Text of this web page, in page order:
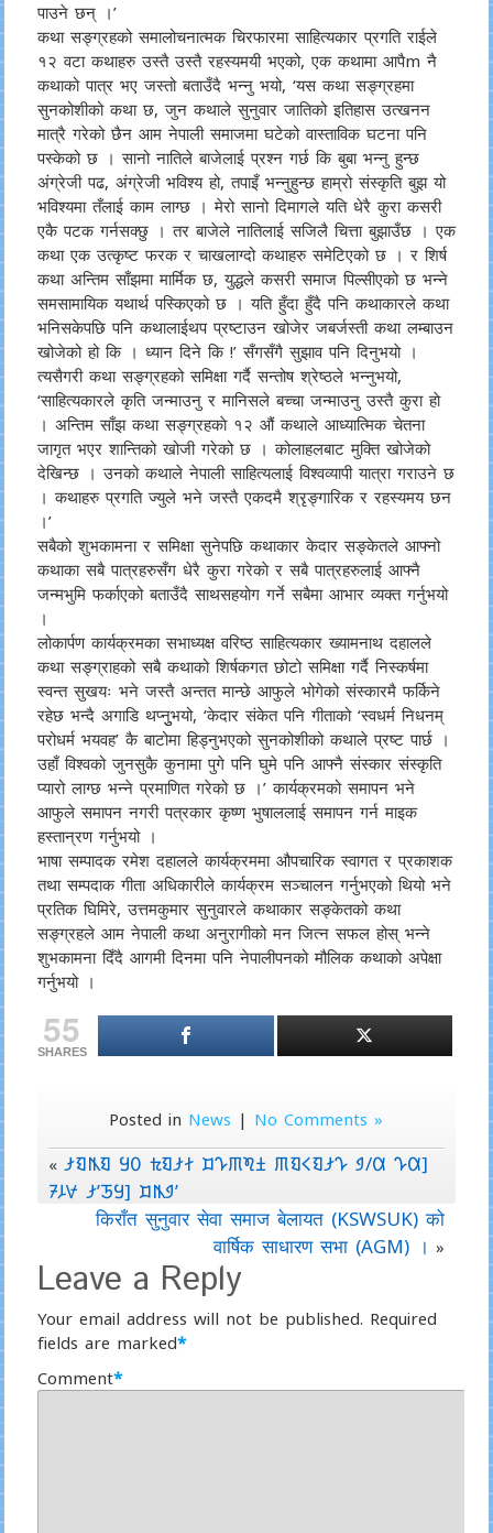
पाउने छन् ।’
कथा सङ्ग्रहको समालोचनात्मक चिरफारमा साहित्यकार प्रगति राईले
१२ वटा कथाहरु उस्तै उस्तै रहस्यमयी भएको, एक कथामा आपैm नै
कथाको पात्र भए जस्तो बताउँदै भन्नु भयो, ‘यस कथा सङ्ग्रहमा
सुनकोशीको कथा छ, जुन कथाले सुनुवार जातिको इतिहास उत्खनन
मात्रै गरेको छैन आम नेपाली समाजमा घटेको वास्ताविक घटना पनि
पस्केको छ । सानो नातिले बाजेलाई प्रश्न गर्छ कि बुबा भन्नु हुन्छ
अंग्रेजी पढ, अंग्रेजी भविश्य हो, तपाइँ भन्नुहुन्छ हाम्रो संस्कृति बुझ यो
भविश्यमा तँलाई काम लाग्छ । मेरो सानो दिमागले यति धेरै कुरा कसरी
एकै पटक गर्नसक्छु । तर बाजेले नातिलाई सजिलै चित्ता बुझाउँछ । एक
कथा एक उत्कृष्ट फरक र चाखलाग्दो कथाहरु समेटिएको छ । र शिर्ष
कथा अन्तिम साँझमा मार्मिक छ, युद्धले कसरी समाज पिल्सीएको छ भन्ने
समसामायिक यथार्थ पस्किएको छ । यति हुँदा हुँदै पनि कथाकारले कथा
भनिसकेपछि पनि कथालाईथप प्रष्टाउन खोजेर जबर्जस्ती कथा लम्बाउन
खोजेको हो कि । ध्यान दिने कि !’ सँगसँगै सुझाव पनि दिनुभयाे ।
त्यसैगरी कथा सङ्ग्रहको समिक्षा गर्दै सन्तोष श्रेष्ठले भन्नुभयो,
‘साहित्यकारले कृति जन्माउनु र मानिसले बच्चा जन्माउनु उस्तै कुरा हाे
। अन्तिम साँझ कथा सङ्ग्रहकाे १२ औं कथाले आध्यात्मिक चेतना
जागृत भएर शान्तिको खोजी गरेको छ । कोलाहलबाट मुक्ति खोजेको
देखिन्छ । उनको कथाले नेपाली साहित्यलाई विश्वव्यापी यात्रा गराउने छ
। कथाहरु प्रगति ज्युले भने जस्तै एकदमै श्रृङ्गारिक र रहस्यमय छन
।’
सबैको शुभकामना र समिक्षा सुनेपछि कथाकार केदार सङ्केतले आफ्नो
कथाका सबै पात्रहरुसँग धेरै कुरा गरेकाे र सबै पात्रहरुलाई आफ्नै
जन्मभुमि फर्काएको बताउँदै साथसहयोग गर्ने सबैमा आभार व्यक्त गर्नुभयो
।
लोकार्पण कार्यक्रमका सभाध्यक्ष वरिष्ठ साहित्यकार ख्यामनाथ दहालले
कथा सङ्ग्राहको सबै कथाको शिर्षकगत छोटो समिक्षा गर्दै निस्कर्षमा
स्वन्त सुखयः भने जस्तै अन्तत मान्छे आफुले भोगेको संस्कारमै फर्किने
रहेछ भन्दै अगाडि थप्नुुभयो, ‘केदार संकेत पनि गीताको ‘स्वधर्म निधनम्
परोधर्म भयवह’ कै बाटोमा हिड्नुभएको सुनकोशीको कथाले प्रष्ट पार्छ ।
उहाँ विश्वको जुनसुकै कुनामा पुगे पनि घुमे पनि आफ्नै संस्कार संस्कृति
प्यारो लाग्छ भन्ने प्रमाणित गरेको छ ।’ कार्यक्रमको समापन भने
आफुले समापन नगरी पत्रकार कृष्ण भुषाललाई समापन गर्न माइक
हस्तान्रण गर्नुभयो ।
भाषा सम्पादक रमेश दहालले कार्यक्रममा औपचारिक स्वागत र प्रकाशक
तथा सम्पदाक गीता अधिकारीले कार्यक्रम सञ्चालन गर्नुभएको थियो भने
प्रतिक घिमिरे, उत्तमकुमार सुनुवारले कथाकार सङ्केतको कथा
सङ्ग्रहले आम नेपाली कथा अनुरागीको मन जित्न सफल होस् भन्ने
शुभकामना दिँदै आगमी दिनमा पनि नेपालीपनको मौलिक कथाको अपेक्षा
गर्नुभयो ।
55
SHARES
Posted in News | No Comments »
« 𑯎𑯖𑯄𑯖 𑯊𑯑 𑯆𑯖𑯎𑯃 𑯀𑯅𑯇𑯍𑯂 𑯇𑯖𑯌𑯖𑯎𑯅 𑯈/𑯙 𑯅𑯙]
𑯒𑯐𑯏 𑯎’𑯗𑯊] 𑯀𑯄𑯈’
किराँत सुनुवार सेवा समाज बेलायत (KSWSUK) को
वार्षिक साधारण सभा (AGM) । »
Leave a Reply
Your email address will not be published. Required
fields are marked*
Comment*